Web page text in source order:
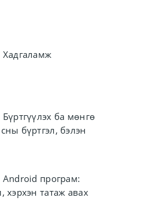
Хадгаламж
ба мөнгө
бүртгэл, бэлэн
Android програм:
хэрхэн татаж авах